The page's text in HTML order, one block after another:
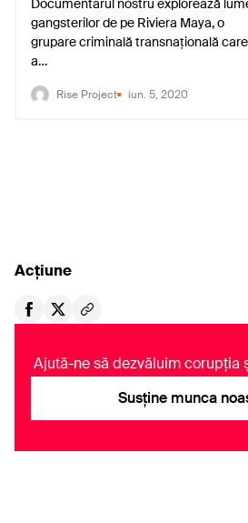
Documentarul nostru explorează
gangsterilor de pe Riviera Maya, o
grupare criminală transnațională
a…
Rise Project iun. 5, 2020
Acțiune
Ajută-ne să dezvăluim corupția
Susține munca